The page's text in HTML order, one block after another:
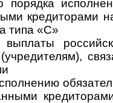
порядка
кре­ди­то­ра­ми
типа «С»